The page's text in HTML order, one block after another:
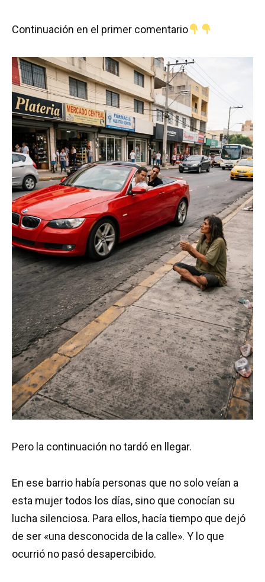
Continuación en el primer comentario
Pero la continuación no tardó en llegar.
En ese barrio había personas que no solo veían a
esta mujer todos los días, sino que conocían su
lucha silenciosa. Para ellos, hacía tiempo que dejó
de ser «una desconocida de la calle». Y lo que
ocurrió no pasó desapercibido.